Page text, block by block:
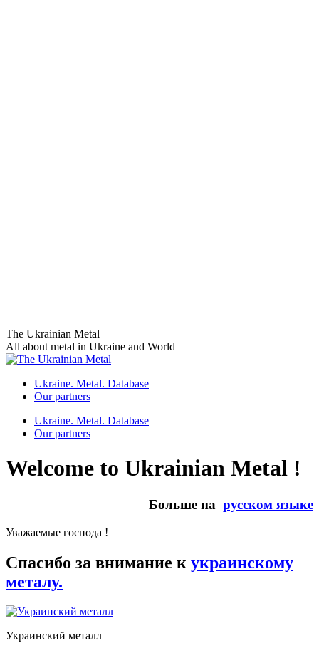
Skip
to
content
The Ukrainian Metal
All about metal in Ukraine and World
Ukraine. Metal. Database
Our partners
Ukraine. Metal. Database
Our partners
Welcome to Ukrainian Metal !
Больше на русском языке
Уважаемые господа !
Спасибо за внимание к украинскому
металу.
Украинский металл